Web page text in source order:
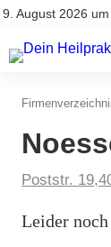
9. August 2026
Impressum
Natürliche
Heilpflanzen
Poststr.
Leider